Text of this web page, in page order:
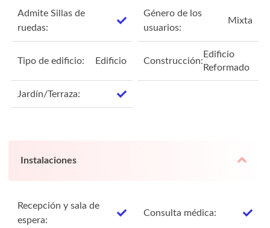
Admite Sillas de
ruedas:
Género de los
usuarios:
Mixta
Tipo de edificio: Edificio Construcción:
Edificio
Reformado
Jardín/Terraza:
Instalaciones
Recepción y sala de
espera:
Consulta médica: